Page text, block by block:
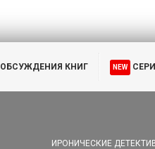
ОБСУЖДЕНИЯ КНИГ NEW
ИРОНИЧЕСКИЕ